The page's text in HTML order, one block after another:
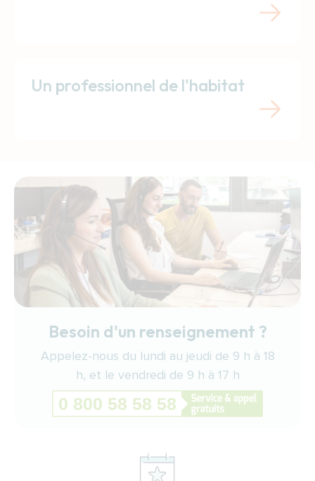
Un professionnel de l'habitat
Besoin d'un renseignement ?
Appelez-nous du lundi au jeudi de 9 h à 18
h, et le vendredi de 9 h à 17 h